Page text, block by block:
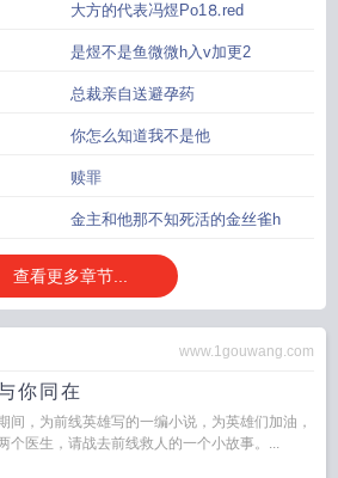
大方的代表冯煜Рo1⒏red
是煜不是鱼微微h入v加更2
总裁亲自送避孕药
你怎么知道我不是他
赎罪
金主和他那不知死活的金丝雀h
查看更多章节...
www.1gouwang.com
你同在
间，为前线英雄写的一编小说，为英雄们加油，
个医生，请战去前线救人的一个小故事。...